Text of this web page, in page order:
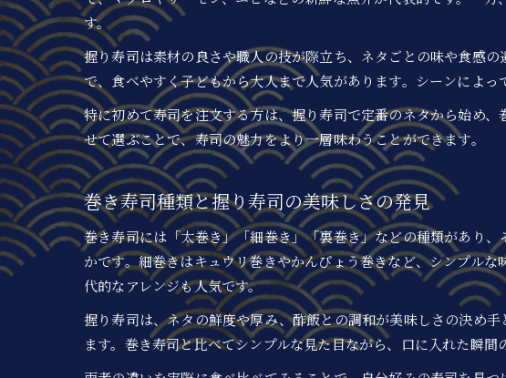
す。
握り寿司は素材の良さや職人の技が際立ち、ネタごとの味や食感
で、食べやすく子どもから大人まで人気があります。シーンによ
特に初めて寿司を注文する方は、握り寿司で定番のネタから始め
せて選ぶことで、寿司の魅力をより一層味わうことができます。
巻き寿司種類と握り寿司の美味しさの発見
巻き寿司には「太巻き」「細巻き」「裏巻き」などの種類があり
かです。細巻きはキュウリ巻きやかんぴょう巻きなど、シンプル
代的なアレンジも人気です。
握り寿司は、ネタの鮮度や厚み、酢飯との調和が美味しさの決め
ます。巻き寿司と比べてシンプルな見た目ながら、口に入れた瞬間